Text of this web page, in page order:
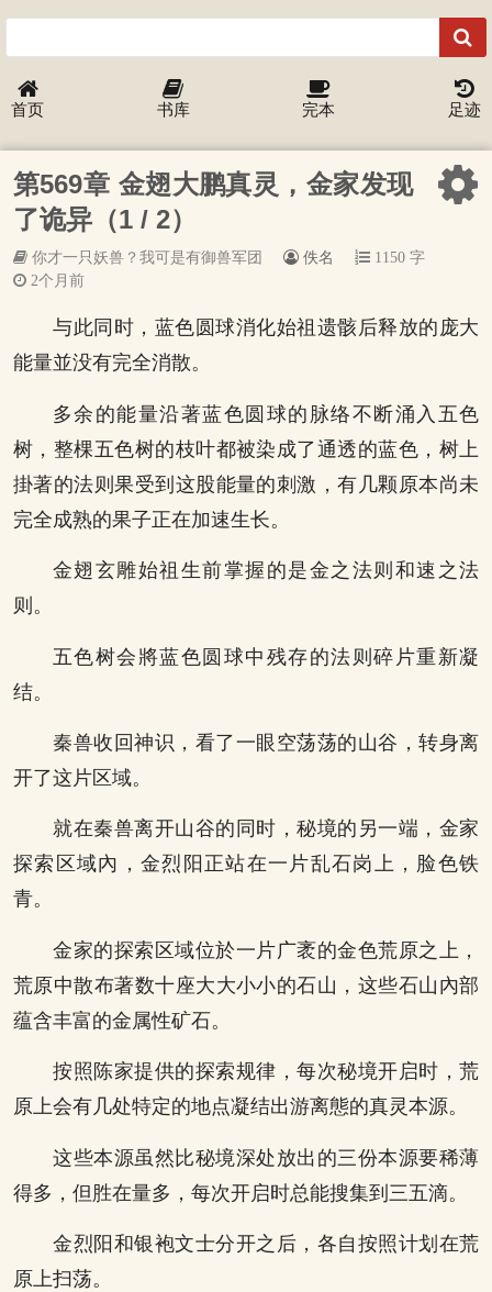
首页 书库 完本 足迹
第569章 金翅大鹏真灵，金家发现
了诡异（1 / 2）
你才一只妖兽？我可是有御兽军团 佚名
1150 字
2个月前
与此同时，蓝色圆球消化始祖遗骸后释放的庞大
能量並没有完全消散。
多余的能量沿著蓝色圆球的脉络不断涌入五色
树，整棵五色树的枝叶都被染成了通透的蓝色，树上
掛著的法则果受到这股能量的刺激，有几颗原本尚未
完全成熟的果子正在加速生长。
金翅玄雕始祖生前掌握的是金之法则和速之法
则。
五色树会將蓝色圆球中残存的法则碎片重新凝
结。
秦兽收回神识，看了一眼空荡荡的山谷，转身离
开了这片区域。
就在秦兽离开山谷的同时，秘境的另一端，金家
探索区域內，金烈阳正站在一片乱石岗上，脸色铁
青。
金家的探索区域位於一片广袤的金色荒原之上，
荒原中散布著数十座大大小小的石山，这些石山內部
蕴含丰富的金属性矿石。
按照陈家提供的探索规律，每次秘境开启时，荒
原上会有几处特定的地点凝结出游离態的真灵本源。
这些本源虽然比秘境深处放出的三份本源要稀薄
得多，但胜在量多，每次开启时总能搜集到三五滴。
金烈阳和银袍文士分开之后，各自按照计划在荒
原上扫荡。